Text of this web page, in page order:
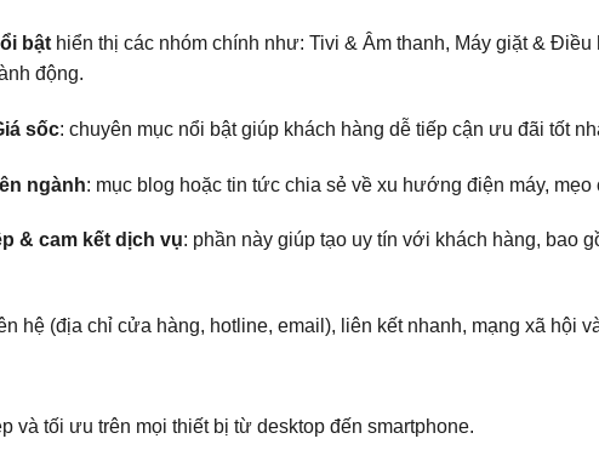
bậthiển thị các nhóm chính như: Tivi & Âm thanh, Máy giặt &
động.
sốc: chuyên mục nổi bật giúp khách hàng dễ tiếp cận ưu đãi tốt
ngành: mục blog hoặc tin tức chia sẻ về xu hướng điện máy,
& cam kết dịch vụ: phần này giúp tạo uy tín với khách hàng, bao
hệ (địa chỉ cửa hàng, hotline, email), liên kết nhanh, mạng xã hội
và tối ưu trên mọi thiết bị từ desktop đến smartphone.